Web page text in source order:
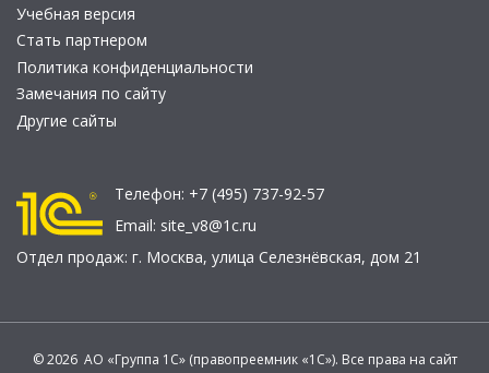
Учебная версия
Стать партнером
Политика конфиденциальности
Замечания по сайту
Другие сайты
Телефон: +7 (495) 737-92-57
Email: site_v8@1c.ru
Отдел продаж: г. Москва, улица Селезнёвская, дом 21
© 2026 АО «Группа 1С» (правопреемник «1С»). Все права на сайт